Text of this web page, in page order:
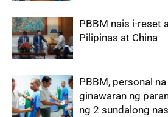
PBBM nais i-reset
Pilipinas at China
PBBM, personal
ginawaran ng
ng 2 sundalong